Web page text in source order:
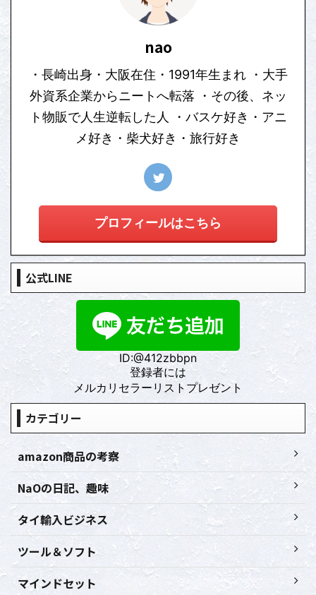
nao
・長崎出身・大阪在住・1991年生まれ ・大手
外資系企業からニートへ転落 ・その後、ネッ
ト物販で人生逆転した人 ・バスケ好き・アニ
メ好き・柴犬好き・旅行好き
プロフィールはこちら
公式LINE
ID:@412zbbpn
登録者には
メルカリセラーリストプレゼント
カテゴリー
amazon商品の考察
NaOの日記、趣味
タイ輸入ビジネス
ツール＆ソフト
マインドセット